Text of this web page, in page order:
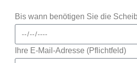
Bis wann benötigen Sie die
Ihre E-Mail-Adresse (Pflichtfeld)